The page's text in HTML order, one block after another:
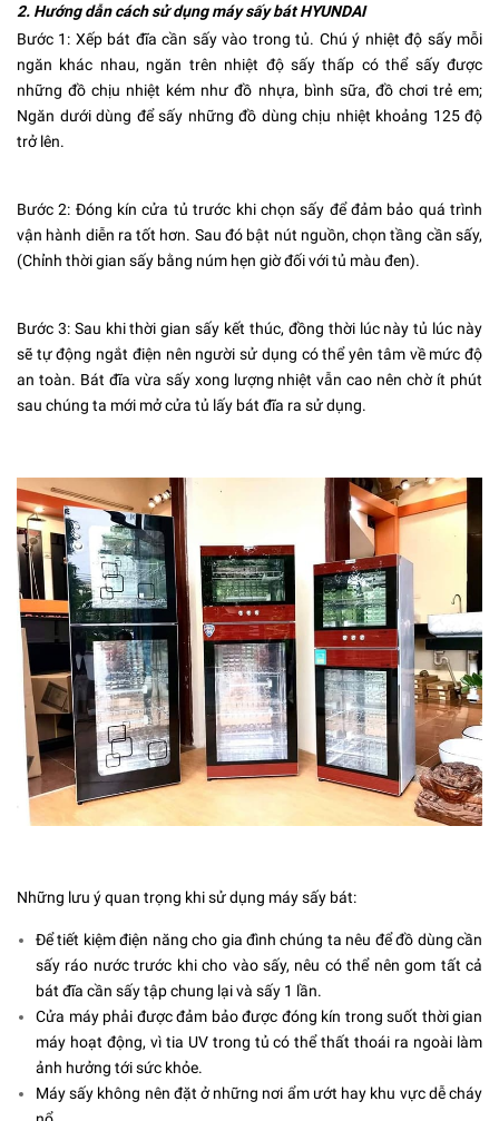
2. Hướng dẫn cách sử dụng máy sấy bát HYUNDAI
Bước 1: Xếp bát đĩa cần sấy vào trong tủ. Chú ý nhiệt độ sấy mỗi
ngăn khác nhau, ngăn trên nhiệt độ sấy thấp có thể sấy được
những đồ chịu nhiệt kém như đồ nhựa, bình sữa, đồ chơi trẻ em;
Ngăn dưới dùng để sấy những đồ dùng chịu nhiệt khoảng 125 độ
trở lên.
Bước 2: Đóng kín cửa tủ trước khi chọn sấy để đảm bảo quá trình
vận hành diễn ra tốt hơn. Sau đó bật nút nguồn, chọn tầng cần sấy,
(Chỉnh thời gian sấy bằng núm hẹn giờ đối với tủ màu đen).
Bước 3: Sau khi thời gian sấy kết thúc, đồng thời lúc này tủ lúc này
sẽ tự động ngắt điện nên người sử dụng có thể yên tâm về mức độ
an toàn. Bát đĩa vừa sấy xong lượng nhiệt vẫn cao nên chờ ít phút
sau chúng ta mới mở cửa tủ lấy bát đĩa ra sử dụng.
Những lưu ý quan trọng khi sử dụng máy sấy bát:
Để tiết kiệm điện năng cho gia đình chúng ta nêu để đồ dùng cần
sấy ráo nước trước khi cho vào sấy, nêu có thể nên gom tất cả
bát đĩa cần sấy tập chung lại và sấy 1 lần.
Cửa máy phải được đảm bảo được đóng kín trong suốt thời gian
máy hoạt động, vì tia UV trong tủ có thể thất thoái ra ngoài làm
ảnh hưởng tới sức khỏe.
Máy sấy không nên đặt ở những nơi ẩm ướt hay khu vực dễ cháy